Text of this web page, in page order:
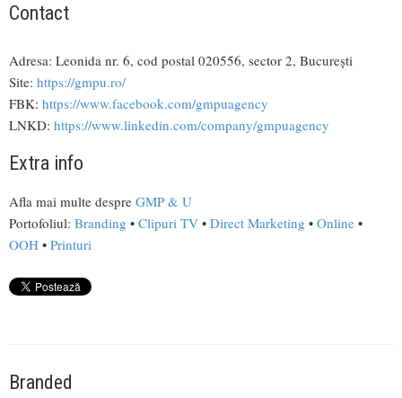
Contact
Adresa: Leonida nr. 6, cod postal 020556, sector 2, București
Site: https://gmpu.ro/
FBK: https://www.facebook.com/gmpuagency
LNKD: https://www.linkedin.com/company/gmpuagency
Extra info
Afla mai multe despre GMP & U
Portofoliul: Branding • Clipuri TV • Direct Marketing • Online •
OOH • Printuri
Branded